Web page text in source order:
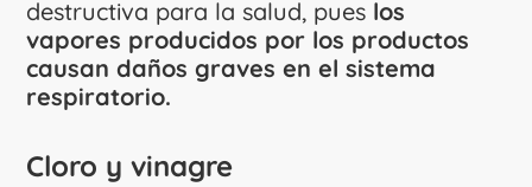
destructiva para la salud, pues los
vapores producidos por los productos
causan daños graves en el sistema
respiratorio.
Cloro y vinagre